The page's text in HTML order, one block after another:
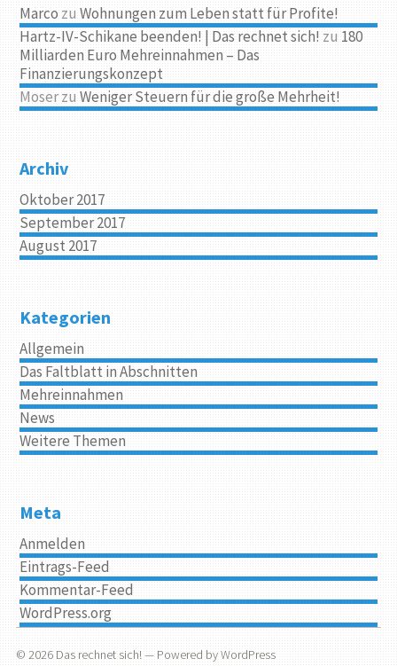
Marco zuWohnungen zum Leben statt für Profite!
Hartz-IV-Schikane beenden! | Das rechnet sich! zu 180
Milliarden Euro Mehreinnahmen – Das
Finanzierungskonzept
MoserzuWeniger Steuern für die große Mehrheit!
Archiv
Oktober 2017
September 2017
August 2017
Kategorien
Allgemein
Das Faltblatt in Abschnitten
Mehreinnahmen
News
Weitere Themen
Meta
Anmelden
Eintrags-Feed
Kommentar-Feed
WordPress.org
© 2026 Das rechnet sich!— Powered byWordPress